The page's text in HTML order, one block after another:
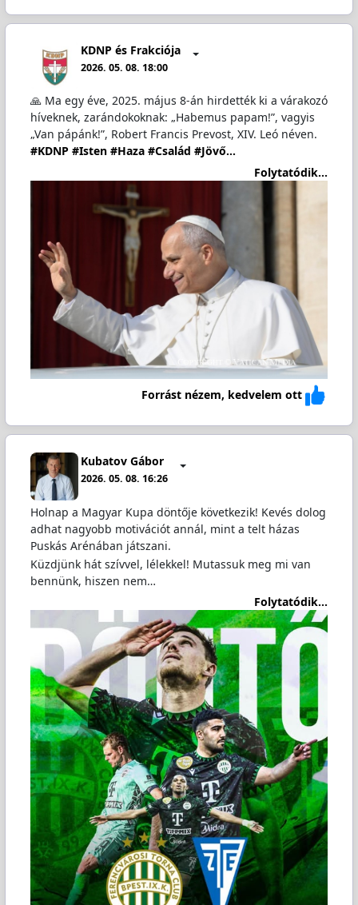
KDNP és Frakciója
2026. 05. 08. 18:00
🙏 Ma egy éve, 2025. május 8-án hirdették ki a várakozó
híveknek, zarándokoknak: „Habemus papam!”, vagyis
„Van pápánk!”, Robert Francis Prevost, XIV. Leó néven.
#KDNP #Isten #Haza #Család #Jövő…
Folytatódik...
Forrást nézem, kedvelem ott
Kubatov Gábor
2026. 05. 08. 16:26
Holnap a Magyar Kupa döntője következik! Kevés dolog
adhat nagyobb motivációt annál, mint a telt házas
Puskás Arénában játszani.
Küzdjünk hát szívvel, lélekkel! Mutassuk meg mi van
bennünk, hiszen nem…
Folytatódik...